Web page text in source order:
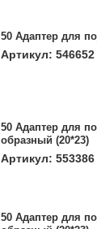
50 Адаптер для
Артикул: 546652
50 Адаптер для
образный (20*23)
Артикул: 553386
50 Адаптер для